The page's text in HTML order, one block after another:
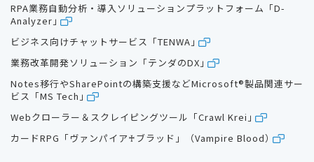
RPA業務自動分析・導入ソリューションプラットフォーム「D-
Analyzer」
ビジネス向けチャットサービス「TENWA」
業務改革開発ソリューション「テンダのDX」
Notes移行やSharePointの構築支援などMicrosoft®製品関連サー
ビス「MS Tech」
Webクローラー＆スクレイピングツール「Crawl Krei」
カードRPG「ヴァンパイア♰ブラッド」（Vampire Blood）